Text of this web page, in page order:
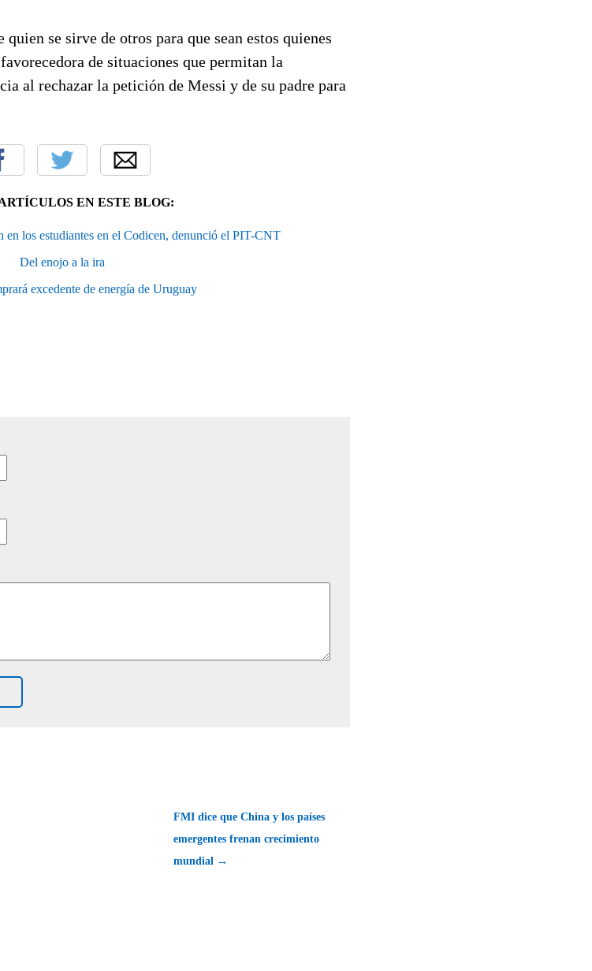
se sirve de otros para que sean estos quienes
de situaciones que permitan la
al rechazar la petición de Messi y de su padre para
EN ESTE BLOG:
en los estudiantes en el Codicen, denunció el PIT-CNT
Del enojo a la ira
excedente de energía de Uruguay
FMI dice que China y los países
emergentes frenan crecimiento
mundial →